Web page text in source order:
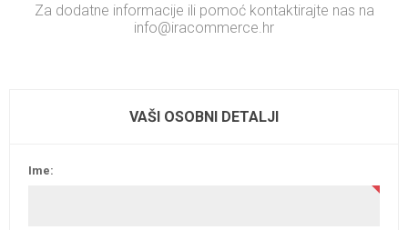
Za dodatne informacije ili pomoć kontaktirajte nas na
info@iracommerce.hr
VAŠI OSOBNI DETALJI
Ime: